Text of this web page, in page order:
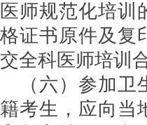
医师规范化培训
格证书原件及复
交全科医师培训
（六）参加
籍考生，应向当